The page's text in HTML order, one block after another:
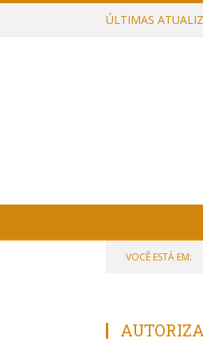
ÚLTIMAS
VOCÊ ESTÁ EM: